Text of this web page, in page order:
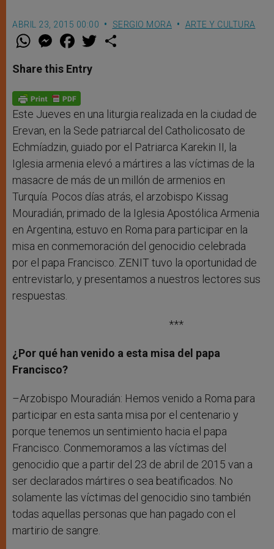
ABRIL 23, 2015 00:00 SERGIO MORA ARTE Y CULTURA
W
t
s
p
p
M
e
s
e
g
e
r
F
a
e
b
o
k
w
Share this Entry
Este Jueves en una liturgia realizada en la ciudad de
Erevan, en la Sede patriarcal del Catholicosato de
Echmíadzin, guiado por el Patriarca Karekin II, la
Iglesia armenia elevó a mártires a las víctimas de la
masacre de más de un millón de armenios en
Turquía. Pocos días atrás, el arzobispo Kissag
Mouradián, primado de la Iglesia Apostólica Armenia
en Argentina, estuvo en Roma para participar en la
misa en conmemoración del genocidio celebrada
por el papa Francisco. ZENIT tuvo la oportunidad de
entrevistarlo, y presentamos a nuestros lectores sus
respuestas.
***
¿Por qué han venido a esta misa del papa
Francisco?
–Arzobispo Mouradián: Hemos venido a Roma para
participar en esta santa misa por el centenario y
porque tenemos un sentimiento hacia el papa
Francisco. Conmemoramos a las víctimas del
genocidio que a partir del 23 de abril de 2015 van a
ser declarados mártires o sea beatificados. No
solamente las víctimas del genocidio sino también
todas aquellas personas que han pagado con el
martirio de sangre.